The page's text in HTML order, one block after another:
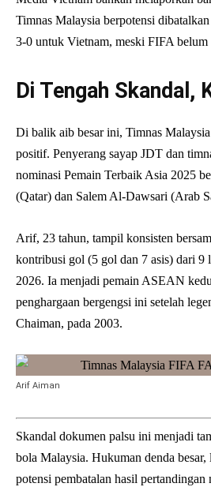
Timnas Malaysia berpotensi
3-0 untuk Vietnam, meski FIFA
Di Tengah Skandal,
Di balik aib besar ini, Timnas
positif. Penyerang sayap JDT dan
nominasi Pemain Terbaik Asia 2025
(Qatar) dan Salem Al-Dawsari (Arab
Arif, 23 tahun, tampil konsisten
kontribusi gol (5 gol dan 7 asis) dari 9
2026. Ia menjadi pemain ASEAN
penghargaan bergengsi ini setelah
Chaiman, pada 2003.
Arif Aiman
Skandal dokumen palsu ini menjadi
bola Malaysia. Hukuman denda besar,
potensi pembatalan hasil